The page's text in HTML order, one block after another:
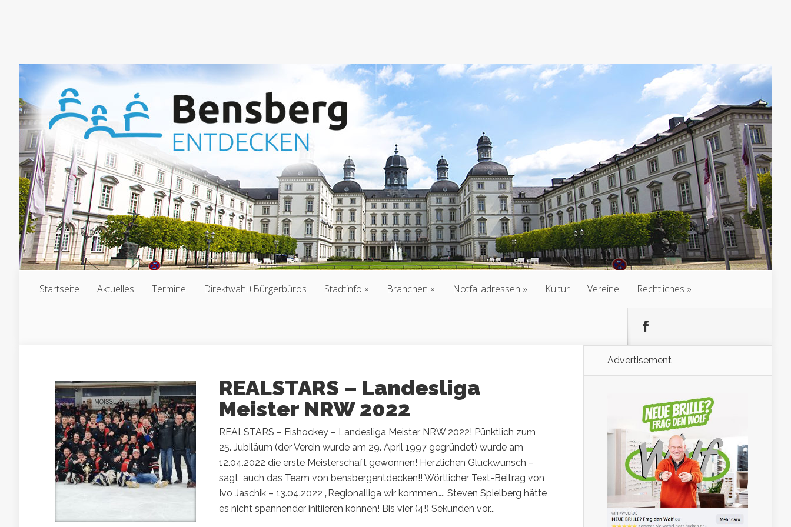
Startseite Aktuelles Termine Direktwahl+Bürgerbüros Stadtinfo Branchen Notfalladressen Kultur Vereine Rechtliches
REALSTARS – Landesliga
Meister NRW 2022
REALSTARS – Eishockey – Landesliga Meister NRW 2022! Pünktlich zum
25. Jubiläum (der Verein wurde am 29. April 1997 gegründet) wurde am
12.04.2022 die erste Meisterschaft gewonnen! Herzlichen Glückwunsch –
sagt auch das Team von bensbergentdecken!! Wörtlicher Text-Beitrag von
Ivo Jaschik – 13.04.2022 „Regionalliga wir kommen….. Steven Spielberg hätte
es nicht spannender initiieren können! Bis vier (4!) Sekunden vor...
Advertisement